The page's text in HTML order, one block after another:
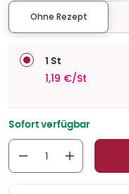
Ohne Rezept
1 St
1,19 €/St
Sofort verfügbar